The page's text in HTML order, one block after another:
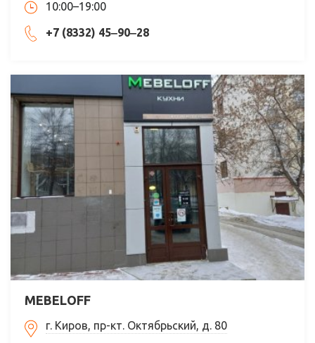
10:00–19:00
+7 (8332) 45‒90‒28
MEBELOFF
г. Киров, пр-кт. Октябрьский, д. 80